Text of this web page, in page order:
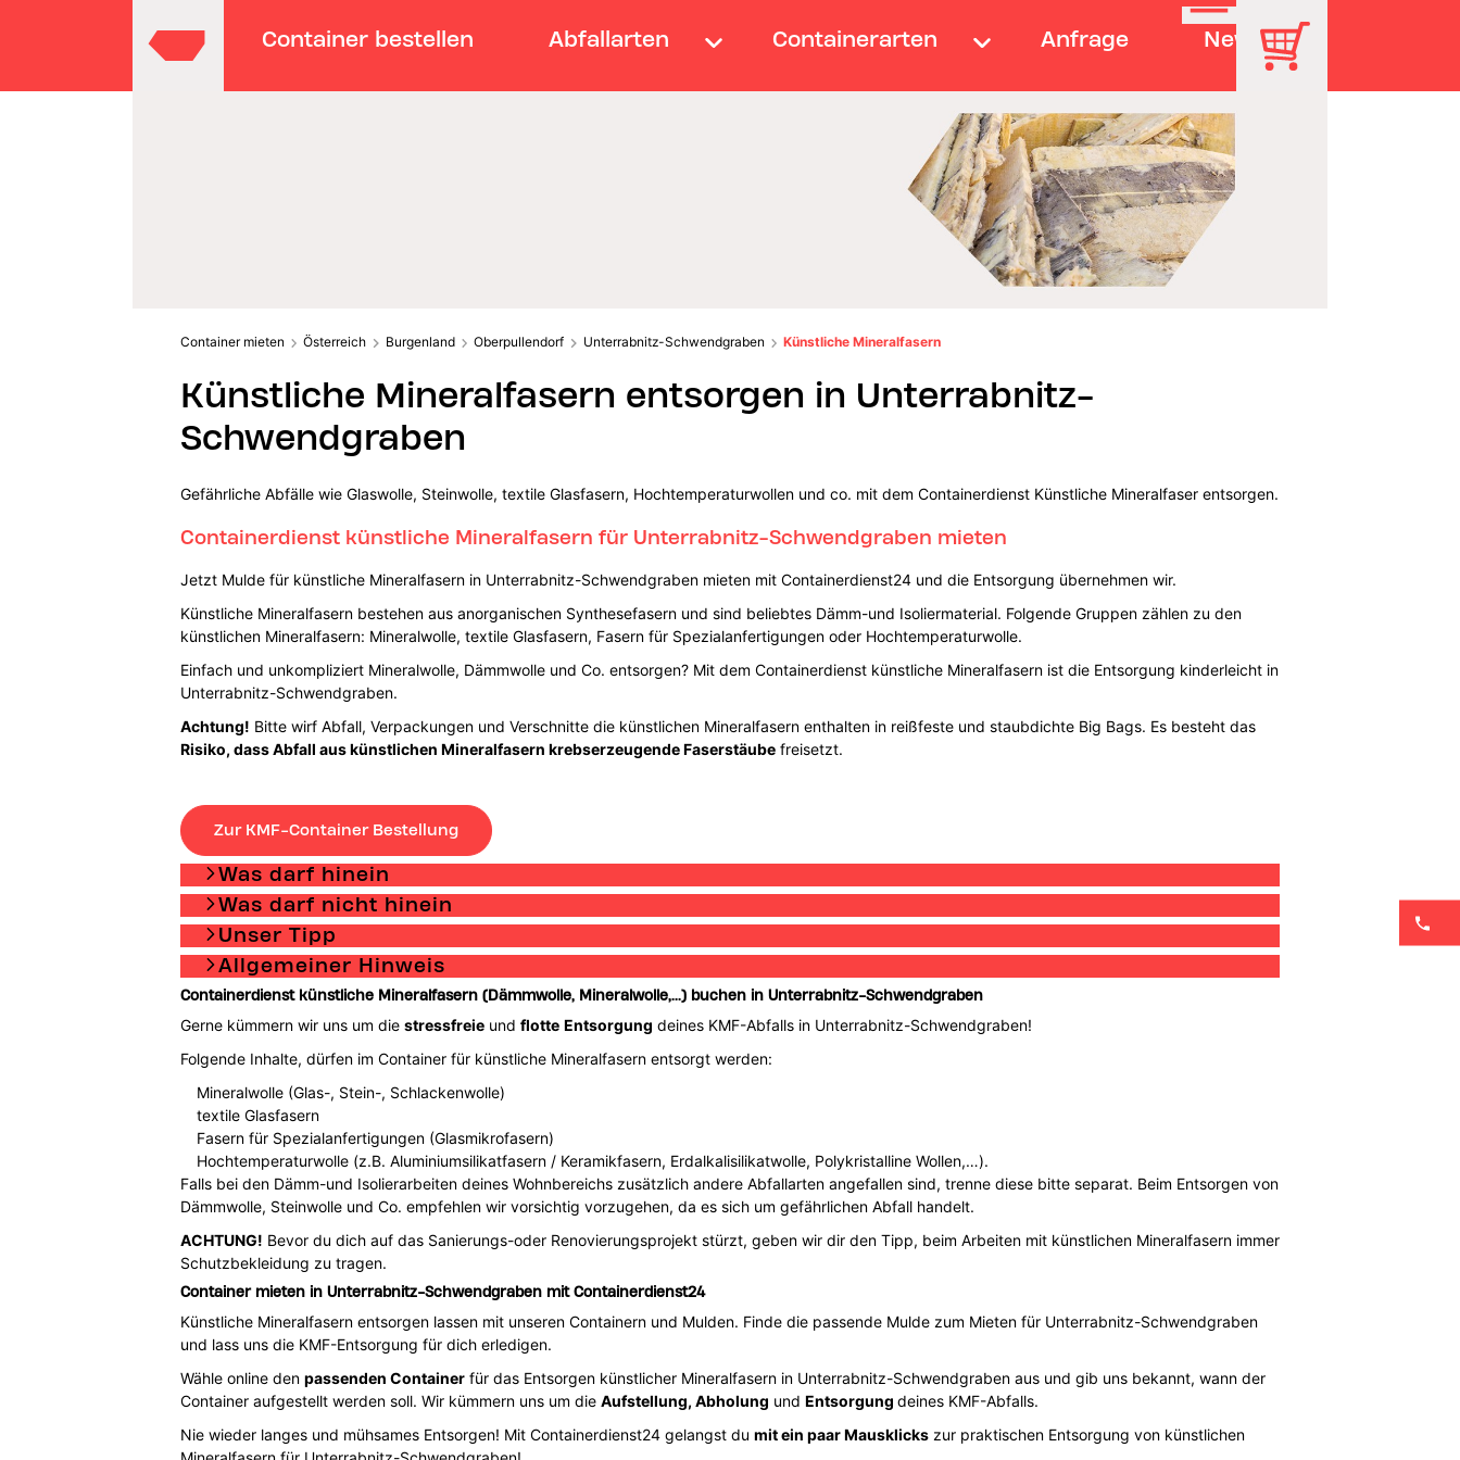
Container bestellen Abfallarten Containerarten Anfrage News
Container mieten Österreich Burgenland Oberpullendorf Unterrabnitz-Schwendgraben Künstliche Mineralfasern
Künstliche Mineralfasern entsorgen in Unterrabnitz-
Schwendgraben
Gefährliche Abfälle wie Glaswolle, Steinwolle, textile Glasfasern, Hochtemperaturwollen und co. mit dem Containerdienst Künstliche Mineralfaser entsorgen.
Containerdienst künstliche Mineralfasern für Unterrabnitz-Schwendgraben mieten
Jetzt Mulde für künstliche Mineralfasern in Unterrabnitz-Schwendgraben mieten mit Containerdienst24 und die Entsorgung übernehmen wir.
Künstliche Mineralfasern bestehen aus anorganischen Synthesefasern und sind beliebtes Dämm-und Isoliermaterial. Folgende Gruppen zählen zu den
künstlichen Mineralfasern: Mineralwolle, textile Glasfasern, Fasern für Spezialanfertigungen oder Hochtemperaturwolle.
Einfach und unkompliziert Mineralwolle, Dämmwolle und Co. entsorgen? Mit dem Containerdienst künstliche Mineralfasern ist die Entsorgung kinderleicht in
Unterrabnitz-Schwendgraben.
Achtung! Bitte wirf Abfall, Verpackungen und Verschnitte die künstlichen Mineralfasern enthalten in reißfeste und staubdichte Big Bags. Es besteht das
Risiko, dass Abfall aus künstlichen Mineralfasern krebserzeugende Faserstäubefreisetzt.
Zur KMF-Container Bestellung
Was darf hinein
Was darf nicht hinein
Unser Tipp
Allgemeiner Hinweis
Containerdienst künstliche Mineralfasern (Dämmwolle, Mineralwolle,...) buchen in Unterrabnitz-Schwendgraben
Gerne kümmern wir uns um die stressfreieund flotte Entsorgung deines KMF-Abfalls in Unterrabnitz-Schwendgraben!
Folgende Inhalte, dürfen im Container für künstliche Mineralfasern entsorgt werden:
Mineralwolle (Glas-, Stein-, Schlackenwolle)
textile Glasfasern
Fasern für Spezialanfertigungen (Glasmikrofasern)
Hochtemperaturwolle (z.B. Aluminiumsilikatfasern / Keramikfasern, Erdalkalisilikatwolle, Polykristalline Wollen,…).
Falls bei den Dämm-und Isolierarbeiten deines Wohnbereichs zusätzlich andere Abfallarten angefallen sind, trenne diese bitte separat. Beim Entsorgen von
Dämmwolle, Steinwolle und Co. empfehlen wir vorsichtig vorzugehen, da es sich um gefährlichen Abfall handelt.
ACHTUNG! Bevor du dich auf das Sanierungs-oder Renovierungsprojekt stürzt, geben wir dir den Tipp, beim Arbeiten mit künstlichen Mineralfasern immer
Schutzbekleidung zu tragen.
Container mieten in Unterrabnitz-Schwendgraben mit Containerdienst24
Künstliche Mineralfasern entsorgen lassen mit unseren Containern und Mulden. Finde die passende Mulde zum Mieten für Unterrabnitz-Schwendgraben
und lass uns die KMF-Entsorgung für dich erledigen.
Wähle online den passenden Containerfür das Entsorgen künstlicher Mineralfasern in Unterrabnitz-Schwendgraben aus und gib uns bekannt, wann der
Container aufgestellt werden soll. Wir kümmern uns um die Aufstellung, Abholung und Entsorgung deines KMF-Abfalls.
Nie wieder langes und mühsames Entsorgen! Mit Containerdienst24 gelangst du mit ein paar Mausklickszur praktischen Entsorgung von künstlichen